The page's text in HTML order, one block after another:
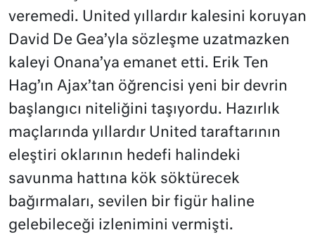
veremedi. United yıllardır kalesini koruyan
David De Gea’yla sözleşme uzatmazken
kaleyi Onana’ya emanet etti. Erik Ten
Hag’ın Ajax’tan öğrencisi yeni bir devrin
başlangıcı niteliğini taşıyordu. Hazırlık
maçlarında yıllardır United taraftarının
eleştiri oklarının hedefi halindeki
savunma hattına kök söktürecek
bağırmaları, sevilen bir figür haline
gelebileceği izlenimini vermişti.